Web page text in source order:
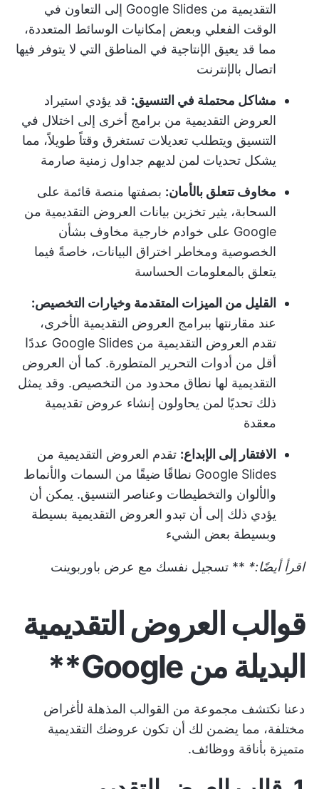
التقديمية من Google Slides إلى التعاون في
الوقت الفعلي وبعض إمكانيات الوسائط المتعددة،
مما قد يعيق الإنتاجية في المناطق التي لا يتوفر فيها
اتصال بالإنترنت
مشاكل محتملة في التنسيق: قد يؤدي استيراد
العروض التقديمية من برامج أخرى إلى اختلال في
التنسيق ويتطلب تعديلات تستغرق وقتاً طويلاً، مما
يشكل تحديات لمن لديهم جداول زمنية صارمة
مخاوف تتعلق بالأمان: بصفتها منصة قائمة على
السحابة، يثير تخزين بيانات العروض التقديمية من
Google على خوادم خارجية مخاوف بشأن
الخصوصية ومخاطر اختراق البيانات، خاصةً فيما
يتعلق بالمعلومات الحساسة
القليل من الميزات المتقدمة وخيارات التخصيص:
عند مقارنتها ببرامج العروض التقديمية الأخرى،
تقدم العروض التقديمية من Google Slides عددًا
أقل من أدوات التحرير المتطورة. كما أن العروض
التقديمية لها نطاق محدود من التخصيص. وقد يمثل
ذلك تحديًا لمن يحاولون إنشاء عروض تقديمية
معقدة
الافتقار إلى الإبداع: تقدم العروض التقديمية من
Google Slides نطاقًا ضيقًا من السمات والأنماط
والألوان والتخطيطات وعناصر التنسيق. يمكن أن
يؤدي ذلك إلى أن تبدو العروض التقديمية بسيطة
وبسيطة بعض الشيء
اقرأ أيضًا:* ** تسجيل نفسك مع عرض باوربوينت
قوالب العروض التقديمية
البديلة من Google**
دعنا نكتشف مجموعة من القوالب المذهلة لأغراض
مختلفة، مما يضمن لك أن تكون عروضك التقديمية
متميزة بأناقة ووظائف.